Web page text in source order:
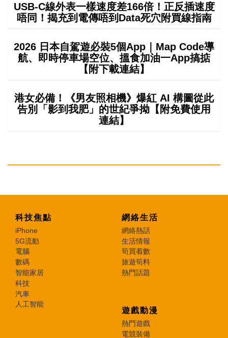
USB-C線外表一樣速度差166倍！正反插速度
唔同！揭充到電傳唔到Data死穴附買線指南
2026 日本自駕遊必裝5個App｜Map Code導
航、即時停車場空位、搵食加油一App搞掂
【附下載連結】
港女必備！《男友照相機》爆紅 AI 構圖從此
告別「影到我肥」的世紀爭拗【附免費使用
連結】
科技焦點
iPhone
5G流動
電腦
數碼
智能家居
科技
汽車
人工智能
網絡生活
網絡熱話
生活情報
筍買着數
旅遊筍料
熱門話題
遊戲動漫
熱門遊戲
電競裝備